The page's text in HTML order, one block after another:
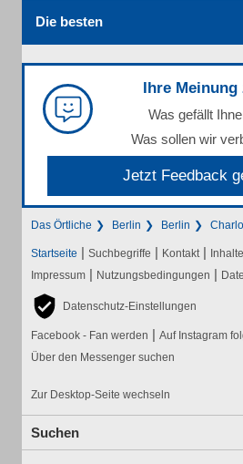
Die besten
Ihre
Was gefällt
Was sollen wir
Jetzt Feedback
Das Örtliche Berlin Berlin
Startseite | Suchbegriffe | Kontakt |
Impressum | Nutzungsbedingungen |
Datenschutz-Einstellungen
Facebook - Fan werden | Auf Instagram
Über den Messenger suchen
Zur Desktop-Seite wechseln
Suchen